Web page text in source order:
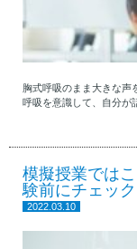
胸式呼吸のまま大きな声
呼吸を意識して、自分が
模擬授業では
験前にチェッ
2022.03.10